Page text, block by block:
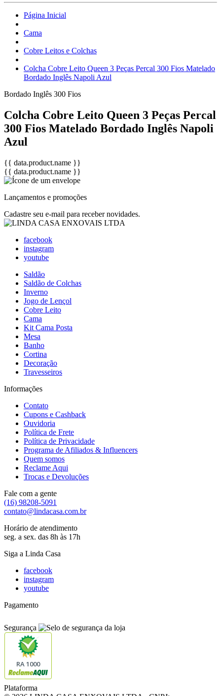
Página Inicial
Cama
Cobre Leitos e Colchas
Colcha Cobre Leito Queen 3 Peças Percal 300 Fios Matelado
Bordado Inglês Napoli Azul
Bordado Inglês 300 Fios
Colcha Cobre Leito Queen 3 Peças Percal
300 Fios Matelado Bordado Inglês Napoli
Azul
{{ data.product.name }}
{{ data.product.name }}
Lançamentos e promoções
Cadastre seu e-mail para receber novidades.
facebook
instagram
youtube
Saldão
Saldão de Colchas
Inverno
Jogo de Lençol
Cobre Leito
Cama
Kit Cama Posta
Mesa
Banho
Cortina
Decoração
Travesseiros
Informações
Contato
Cupons e Cashback
Ouvidoria
Política de Frete
Política de Privacidade
Programa de Afiliados & Influencers
Quem somos
Reclame Aqui
Trocas e Devoluções
Fale com a gente
(16) 98208-5091
contato@lindacasa.com.br
Horário de atendimento
seg. a sex. das 8h às 17h
Siga a Linda Casa
facebook
instagram
youtube
Pagamento
Segurança
RA 1000
Plataforma